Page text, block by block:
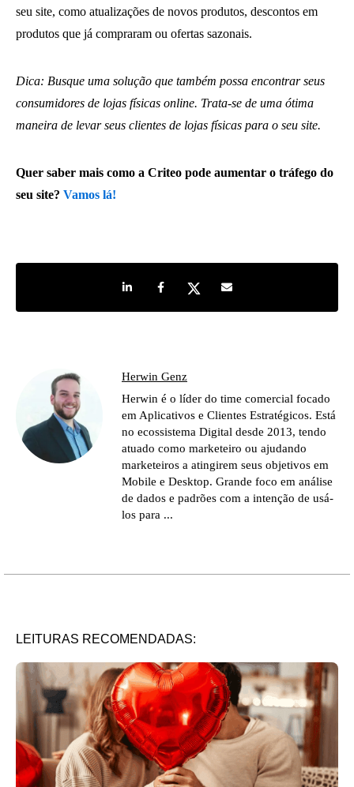
seu site, como atualizações de novos produtos, descontos em
produtos que já compraram ou ofertas sazonais.
Dica: Busque uma solução que também possa encontrar seus
consumidores de lojas físicas online. Trata-se de uma ótima
maneira de levar seus clientes de lojas físicas para o seu site.
Quer saber mais como a Criteo pode aumentar o tráfego do
seu site? Vamos lá!
Share on LinkedIn
Share on Facebook
Share on TwitterShare by e-mail
Herwin Genz
Herwin é o líder do time comercial focado
em Aplicativos e Clientes Estratégicos. Está
no ecossistema Digital desde 2013, tendo
atuado como marketeiro ou ajudando
marketeiros a atingirem seus objetivos em
Mobile e Desktop. Grande foco em análise
de dados e padrões com a intenção de usá-
los para ...
LEITURAS RECOMENDADAS: